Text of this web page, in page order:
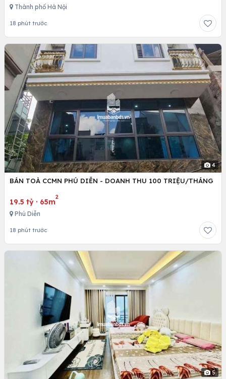
Thành phố Hà Nội
18 phút trước
4
BÁN TOÀ CCMN PHÚ DIỄN - DOANH THU 100 TRIỆU/THÁNG
19.5 tỷ · 65m
2
Phú Diễn
18 phút trước
5